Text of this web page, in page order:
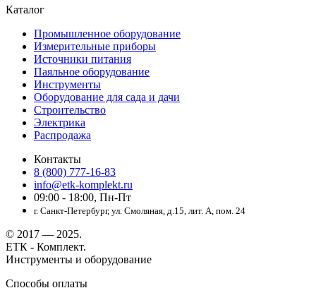
Каталог
Промышленное оборудование
Измерительные приборы
Источники питания
Паяльное оборудование
Инструменты
Оборудование для сада и дачи
Строительство
Электрика
Распродажа
Контакты
8 (800) 777-16-83
info@etk-komplekt.ru
09:00 - 18:00, Пн-Пт
г. Санкт-Петербург, ул. Смоляная, д.15, лит. А, пом. 24
© 2017 — 2025.
ЕТК - Комплект.
Инструменты и оборудование
Способы оплаты